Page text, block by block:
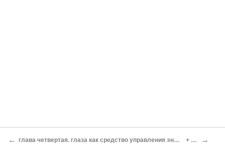
← глава четвертая. глаза как средство управления энергией + + + →